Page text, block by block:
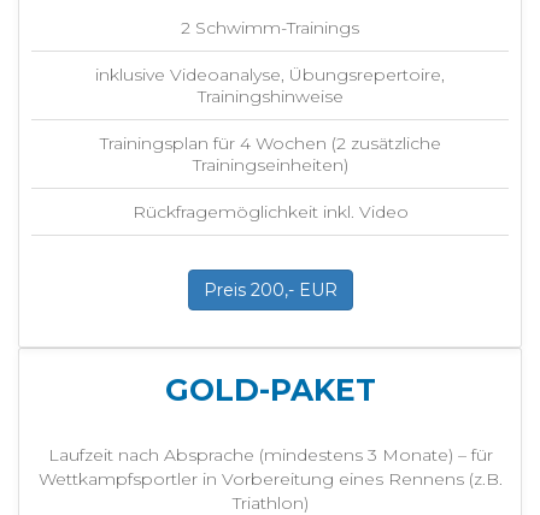
2 Schwimm-Trainings
inklusive Videoanalyse, Übungsrepertoire,
Trainingshinweise
Trainingsplan für 4 Wochen (2 zusätzliche
Trainingseinheiten)
Rückfragemöglichkeit inkl. Video
Preis 200,- EUR
GOLD-PAKET
Laufzeit nach Absprache (mindestens 3 Monate) – für
Wettkampfsportler in Vorbereitung eines Rennens (z.B.
Triathlon)